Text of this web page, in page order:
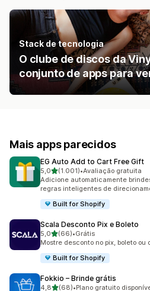
Stack de tecnologia
O clube de discos da
conjunto de apps para
Mais apps parecidos
EG Auto Add to Cart Free Gift
5,0de 5 estrelas
(1.001)
1001 avaliações ao todo
•Avaliação gratuita
Adicione automaticamente
regras inteligentes de
Built for Shopify
Scala Desconto Pix e Boleto
5,0de 5 estrelas
(66)
66 avaliações ao todo
•Grátis
Mostre desconto no pix, boleto ou
Built for Shopify
Fokkio – Brinde grátis
4,8de 5 estrelas
(68)•Plano gratuito